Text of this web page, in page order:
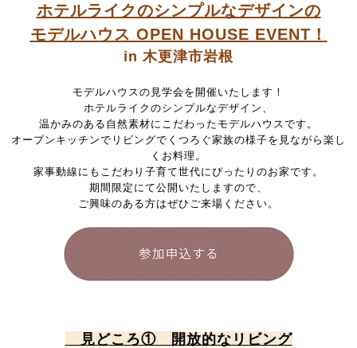
ホテルライクのシンプルなデザインの
モデルハウス OPEN HOUSE EVENT！
in 木更津市岩根
モデルハウスの見学会を開催いたします！
ホテルライクのシンプルなデザイン、
温かみのある自然素材にこだわったモデルハウスです。
オープンキッチンでリビングでくつろぐ家族の様子を見ながら楽し
くお料理。
家事動線にもこだわり子育て世代にぴったりのお家です。
期間限定にて公開いたしますので、
ご興味のある方はぜひご来場ください。
見どころ① 開放的なリビング